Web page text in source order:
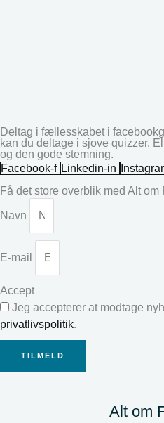
Deltag i fællesskabet i
kan du deltage i sjove quizzer.
og den gode stemning.
Facebook-f Linkedin-in
Få det store overblik med Alt
Navn
E-mail
Accept
Jeg accepterer at modtage
privatlivspolitik.
TILMELD
Alt om